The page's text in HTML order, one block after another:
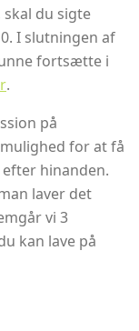
skal du sigte
I slutningen af
fortsætte i
.
på
for at få
hinanden.
laver det
vi 3
kan lave på